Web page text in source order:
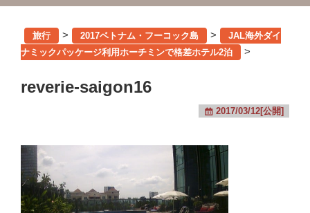
旅行 > 2017ベトナム・フーコック島 >
JAL海外ダイ
ナミックパッケージ利用ホーチミンで格差ホテル2泊
>
reverie-saigon16
2017/03/12[公開]